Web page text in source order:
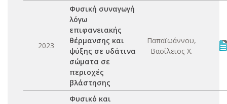
2023
Φυσική συναγωγή
λόγω
επιφανειακής
θέρμανσης και
ψύξης σε υδάτινα
σώματα σε
περιοχές
βλάστησης
Παπαϊωάννου,
Βασίλειος Χ.
Φυσικό και